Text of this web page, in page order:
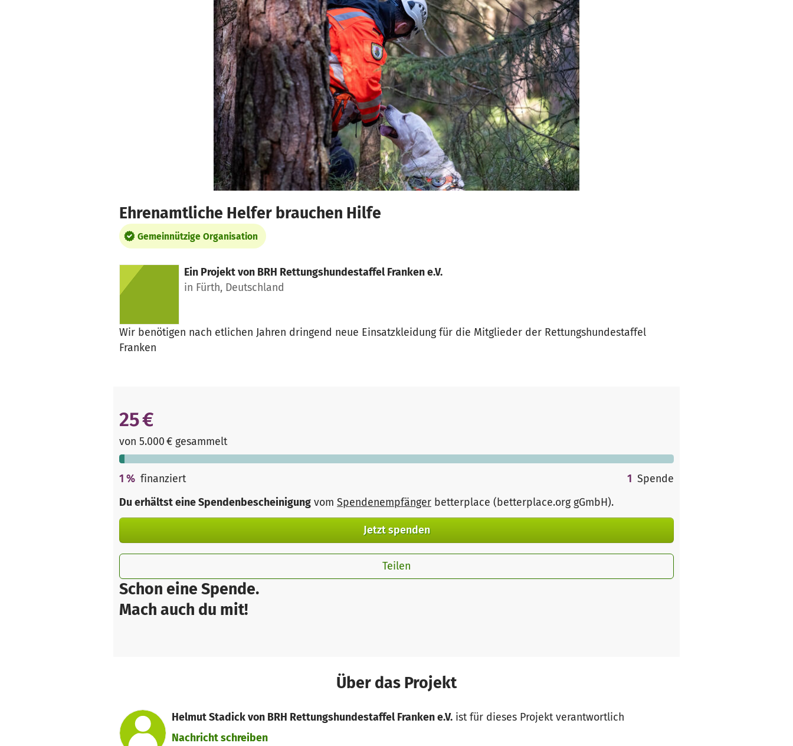
Ehrenamtliche Helfer brauchen Hilfe
Gemeinnützige Organisation
Ein Projekt von BRH Rettungshundestaffel Franken e.V.
in Fürth, Deutschland
Wir benötigen nach etlichen Jahren dringend neue Einsatzkleidung für die Mitglieder der Rettungshundestaffel
Franken
Schon eine Spende.
Mach auch du mit!
25 €
von 5.000 € gesammelt
1 % finanziert 1 Spende
Du erhältst eine Spendenbescheinigung vom Spendenempfänger betterplace (betterplace.org gGmbH).
Jetzt spenden
Teilen
Über das Projekt
Helmut Stadick von BRH Rettungshundestaffel Franken e.V.ist für dieses Projekt verantwortlich
Nachricht schreiben